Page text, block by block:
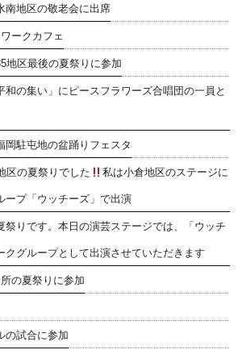
南地区の敬老会に出席
ークカフェ
地区最後の夏祭りに参加
和の集い」にピースフラワーズ合唱団の一員と
岡駐屯地の盆踊りフェスタ
区の夏祭りでした 私は小倉地区のステージに
ープ「ウッチーズ」で出演
祭りです。本日の演芸ステージでは、「ウッチ
クグループとして出演させていただきます
の夏祭りに参加
の試合に参加